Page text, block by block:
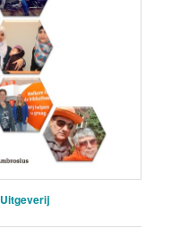
Uitgeverij